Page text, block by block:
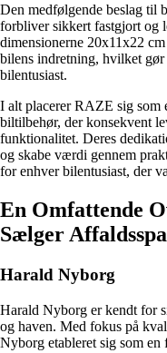
Den medfølgende beslag til
forbliver sikkert fastgjort og
dimensionerne 20x11x22
bilens indretning, hvilket
bilentusiast.
I alt placerer RAZE sig som
biltilbehør, der konsekvent
funktionalitet. Deres
og skabe værdi gennem
for enhver bilentusiast, der
En Omfattende
Sælger
Harald Nyborg
Harald Nyborg er kendt for
og haven. Med fokus på
Nyborg etableret sig som